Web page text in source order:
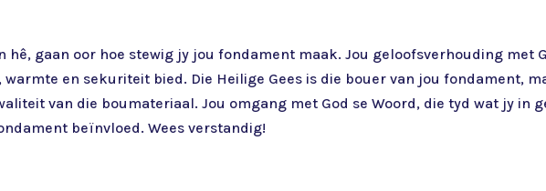
hê, gaan oor hoe stewig jy jou fondament maak. Jou geloofsverhouding met
en sekuriteit bied. Die Heilige Gees is die bouer van jou fondament,
van die boumateriaal. Jou omgang met God se Woord, die tyd wat jy in
beïnvloed. Wees verstandig!